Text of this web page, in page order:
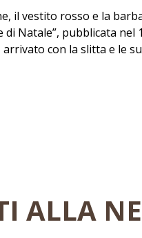
il vestito rosso e la
Natale”, pubblicata
con la slitta e le
ALLA